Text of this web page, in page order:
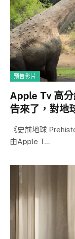
預告影片
Apple Tv 高
告來了，對地
《史前地球
由Apple T…